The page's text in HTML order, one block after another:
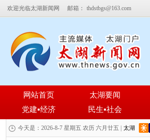
欢迎光临太湖新闻网 邮箱： thdstbgs@163.com
网站首页 太湖要闻
党建▪经济
民生▪社会
今天是：2026-8-7 星期五 农历 六月廿五 |